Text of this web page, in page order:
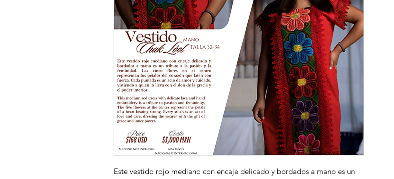
Este vestido rojo mediano con encaje delicado y bordados a mano es un